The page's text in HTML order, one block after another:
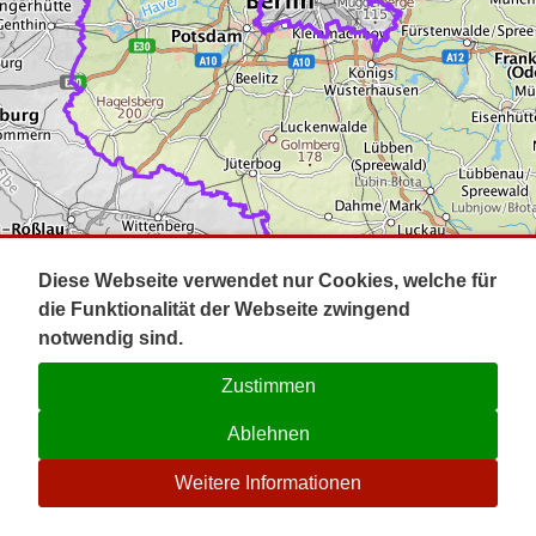
Impressum
Kontakt
☉
Diese Webseite verwendet nur Cookies, welche für
die Funktionalität der Webseite zwingend
notwendig sind.
Zustimmen
Ablehnen
Weitere Informationen